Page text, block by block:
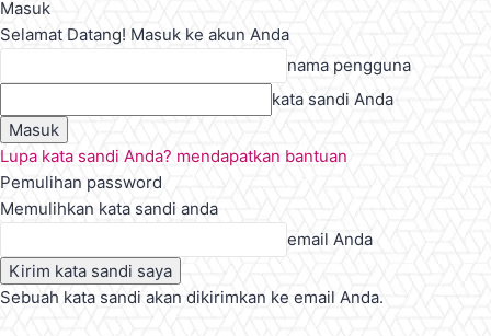
Masuk
Selamat Datang! Masuk ke akun Anda
nama pengguna
kata sandi Anda
Lupa kata sandi Anda? mendapatkan bantuan
Pemulihan password
Memulihkan kata sandi anda
email Anda
Sebuah kata sandi akan dikirimkan ke email Anda.